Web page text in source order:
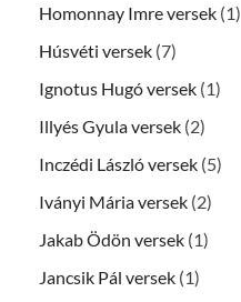
Homonnay Imre versek (1)
Húsvéti versek (7)
Ignotus Hugó versek (1)
Illyés Gyula versek (2)
Inczédi László versek (5)
Iványi Mária versek (2)
Jakab Ödön versek (1)
Jancsik Pál versek (1)